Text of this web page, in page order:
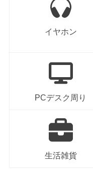
イヤホン
PCデスク周り
生活雑貨